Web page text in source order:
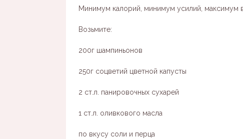
Минимум калорий, минимум усилий, максимум
Возьмите:
200г шампиньонов
250г соцветий цветной капусты
2 ст.л. панировочных сухарей
1 ст.л. оливкового масла
по вкусу соли и перца